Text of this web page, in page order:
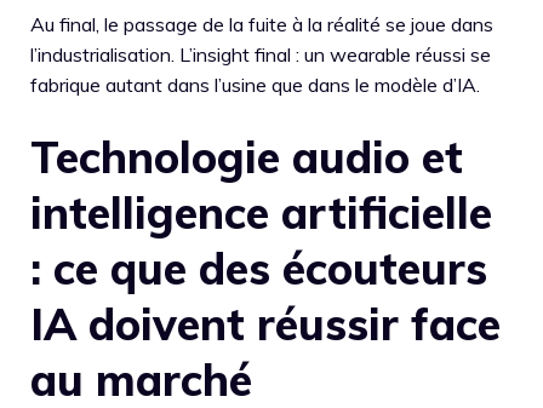
Au final, le passage de la fuite à la réalité se joue dans
l’industrialisation. L’insight final : un wearable réussi se
fabrique autant dans l’usine que dans le modèle d’IA.
Technologie audio et
intelligence artificielle
: ce que des écouteurs
IA doivent réussir face
au marché